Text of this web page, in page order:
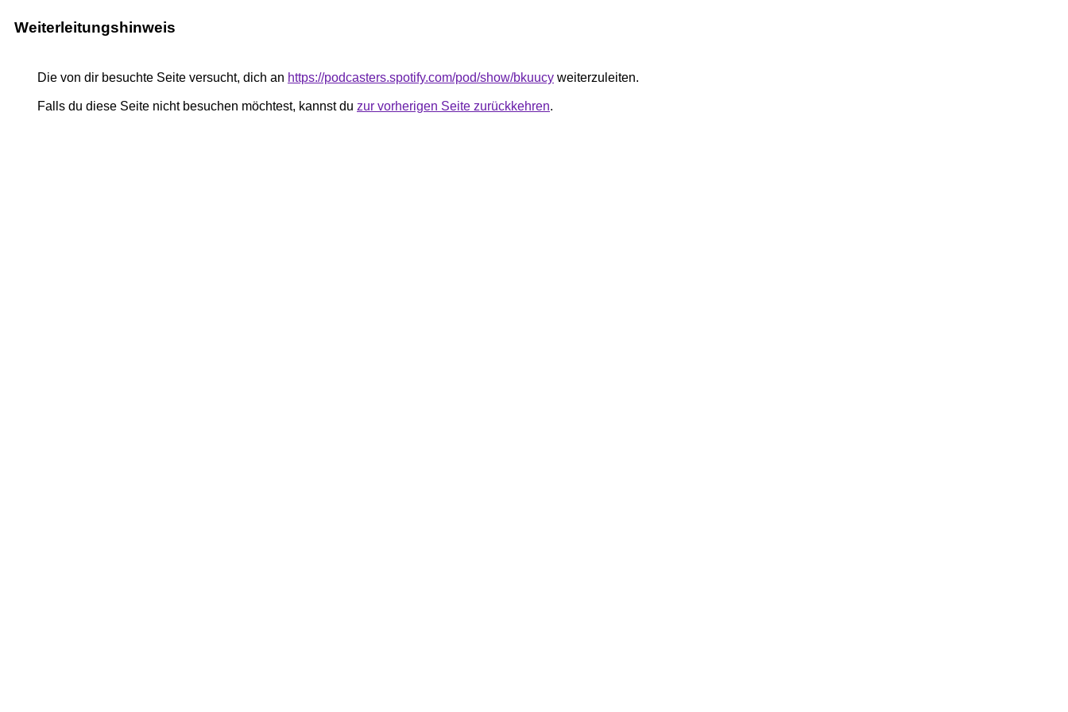
Weiterleitungshinweis
Die von dir besuchte Seite versucht, dich an https://podcasters.spotify.com/pod/show/bkuucy weiterzuleiten.
Falls du diese Seite nicht besuchen möchtest, kannst du zur vorherigen Seite zurückkehren.